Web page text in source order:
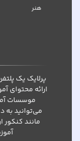
هنر
پرلایک یک
ارائه محتوای
موسسات
می‌توانید
مانند کنکور